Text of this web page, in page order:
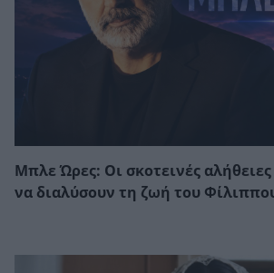
Μπλε Ώρες: Οι σκοτεινές
να διαλύσουν τη ζωή του